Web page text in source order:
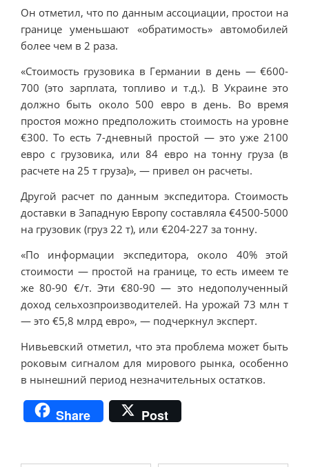
Он отметил, что по данным ассоциации, простои на
границе уменьшают «обратимость» автомобилей
более чем в 2 раза.
«Стоимость грузовика в Германии в день — €600-
700 (это зарплата, топливо и т.д.). В Украине это
должно быть около 500 евро в день. Во время
простоя можно предположить стоимость на уровне
€300. То есть 7-дневный простой — это уже 2100
евро с грузовика, или 84 евро на тонну груза (в
расчете на 25 т груза)», — привел он расчеты.
Другой расчет по данным экспедитора. Стоимость
доставки в Западную Европу составляла €4500-5000
на грузовик (груз 22 т), или €204-227 за тонну.
«По информации экспедитора, около 40% этой
стоимости — простой на границе, то есть имеем те
же 80-90 €/т. Эти €80-90 — это недополученный
доход сельхозпроизводителей. На урожай 73 млн т
— это €5,8 млрд евро», — подчеркнул эксперт.
Нивьевский отметил, что эта проблема может быть
роковым сигналом для мирового рынка, особенно
в нынешний период незначительных остатков.
Share Post